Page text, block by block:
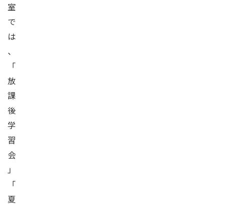
室
で
は
、
「
放
課
後
学
習
会
」
「
夏